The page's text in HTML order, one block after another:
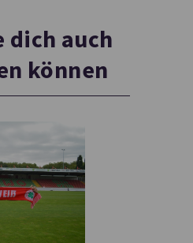
dich auch
können